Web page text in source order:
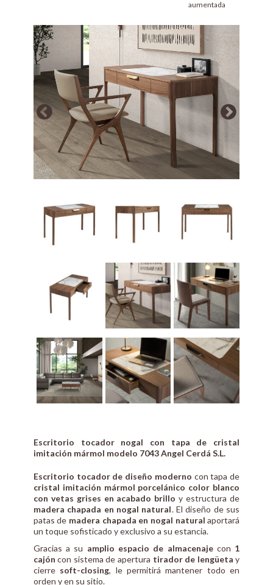
aumentada
Array
Escritorio tocador nogal con tapa de cristal
imitación mármol modelo 7043 Angel Cerdá S.L.
Escritorio tocador de diseño moderno con tapa de
cristal imitación mármol porcelánico color blanco
con vetas grises en acabado brillo y estructura de
madera chapada en nogal natural. El diseño de sus
patas de madera chapada en nogal natural aportará
un toque sofisticado y exclusivo a su estancia.
Gracias a su amplio espacio de almacenajecon 1
cajón con sistema de apertura tirador de lengüeta y
cierre soft-closing, le permitirá mantener todo en
orden y en su sitio.